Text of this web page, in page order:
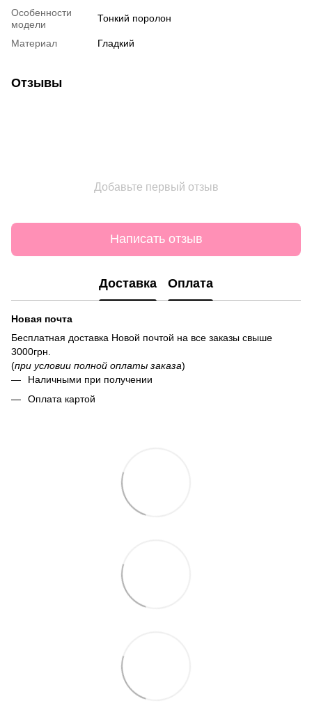
Особенности
модели
Тонкий поролон
Материал Гладкий
Отзывы
Добавьте первый отзыв
Написать отзыв
Доставка Оплата
Новая почта
Бесплатная доставка Новой почтой на все заказы свыше
3000грн.
(при условии полной оплаты заказа)
Наличными при получении
Оплата картой